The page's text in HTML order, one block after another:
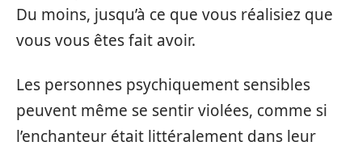
Du moins, jusqu’à ce que vous réalisiez que
vous vous êtes fait avoir.
Les personnes psychiquement sensibles
peuvent même se sentir violées, comme si
l’enchanteur était littéralement dans leur